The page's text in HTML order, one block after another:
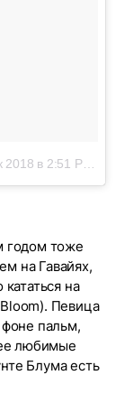
в 2:51 PST
годом тоже
на Гавайях,
на
Певица
пальм,
любимые
Блума есть